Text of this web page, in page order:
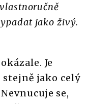
jako živý.
Je
jako celý
se,